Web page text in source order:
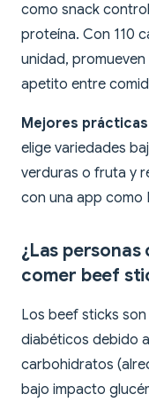
como snack
proteína. Con 110
unidad,
apetito entre
Mejores
elige variedades
verduras o fruta y
con una app como
¿Las
comer beef
Los beef sticks
diabéticos debido
carbohidratos
bajo impacto